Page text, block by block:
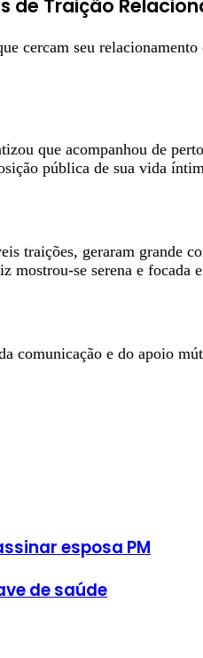
de Traição
cercam seu
que acompanhou de
pública de sua vida
traições, geraram grande
se serena e
comunicação e do apoio
esposa PM
de saúde